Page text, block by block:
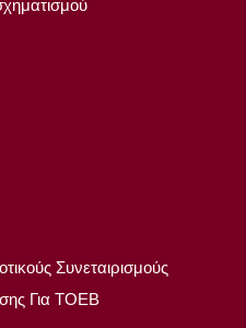
Συνεταιρισμούς
Για ΤΟΕΒ